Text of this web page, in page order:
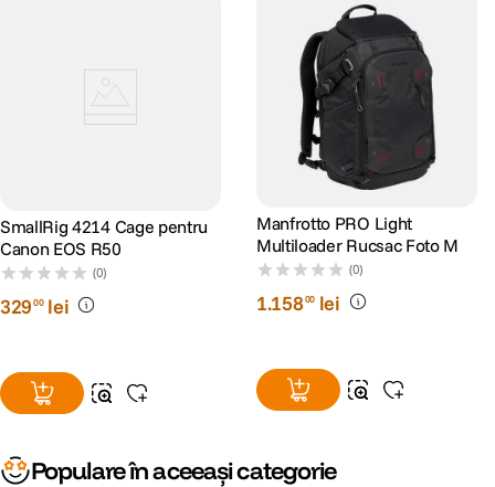
SmallRig 4214 Cage pentru
Canon EOS R50
(0)
32900 lei
Manfrotto PRO Light
Multiloader Rucsac Foto M
(0)
1.15800 lei
Populare în aceeași categorie